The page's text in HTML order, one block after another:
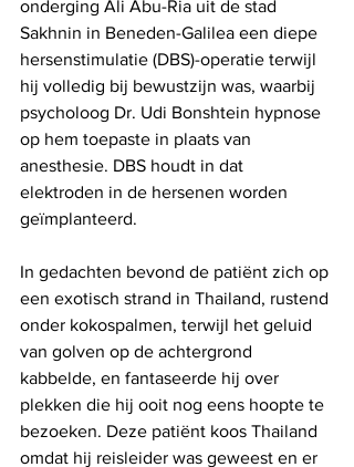
onderging Ali Abu-Ria uit de stad
Sakhnin in Beneden-Galilea een diepe
hersenstimulatie (DBS)-operatie terwijl
hij volledig bij bewustzijn was, waarbij
psycholoog Dr. Udi Bonshtein hypnose
op hem toepaste in plaats van
anesthesie. DBS houdt in dat
elektroden in de hersenen worden
geïmplanteerd.
In gedachten bevond de patiënt zich op
een exotisch strand in Thailand, rustend
onder kokospalmen, terwijl het geluid
van golven op de achtergrond
kabbelde, en fantaseerde hij over
plekken die hij ooit nog eens hoopte te
bezoeken. Deze patiënt koos Thailand
omdat hij reisleider was geweest en er